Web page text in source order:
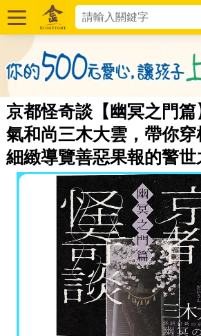
京都怪奇談【幽冥之門篇
氣和尚三木大雲，帶你穿
細緻導覽善惡果報的警世